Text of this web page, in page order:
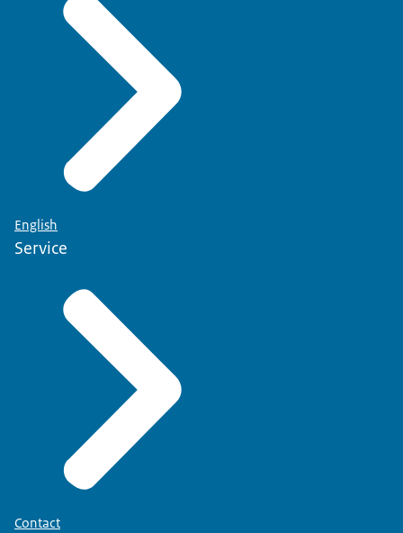
English
Service
Contact